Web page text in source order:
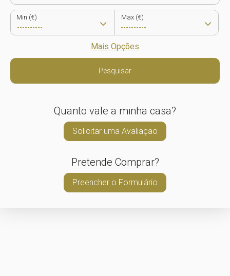
Min (€) Max (€)
Mais Opções
Pesquisar
Quanto vale a minha casa?
Solicitar uma Avaliação
Pretende Comprar?
Preencher o Formulário